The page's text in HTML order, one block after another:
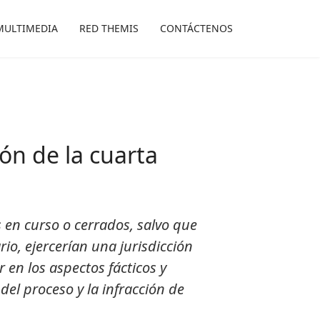
RED THEMIS CONTÁCTENOS
de la cuarta
curso o cerrados, salvo que
ejercerían una jurisdicción
los aspectos fácticos y
proceso y la infracción de